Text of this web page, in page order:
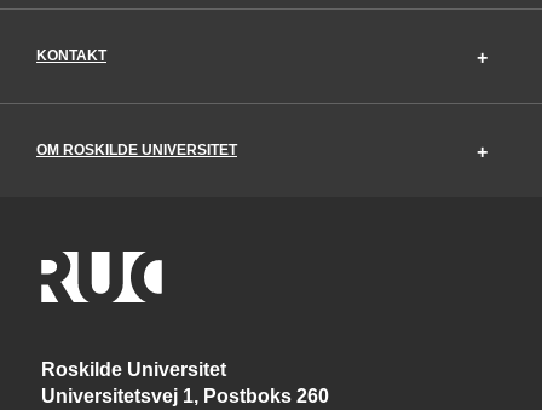
KONTAKT
OM ROSKILDE UNIVERSITET
Roskilde Universitet
Universitetsvej 1, Postboks 260